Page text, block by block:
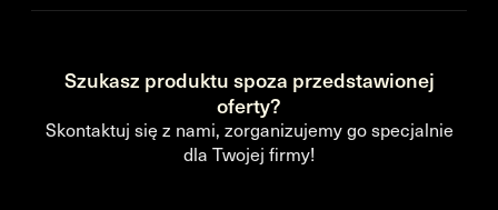
Szukasz produktu spoza przedstawionej
oferty?
Skontaktuj się z nami, zorganizujemy go specjalnie
dla Twojej firmy!